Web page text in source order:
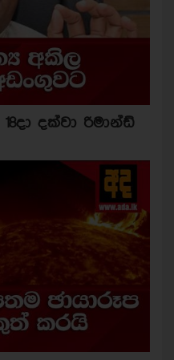
දක්වා රිමාන්ඩ්